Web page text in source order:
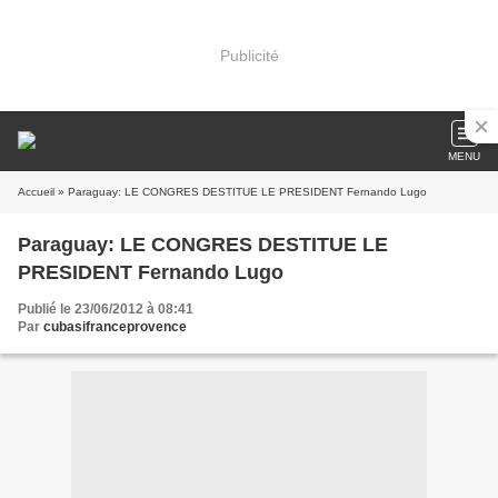
Publicité
MENU
Accueil » Paraguay: LE CONGRES DESTITUE LE PRESIDENT Fernando Lugo
Paraguay: LE CONGRES DESTITUE LE
PRESIDENT Fernando Lugo
Publié le 23/06/2012 à 08:41
Par cubasifranceprovence